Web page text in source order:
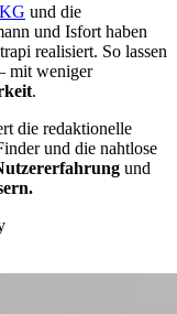
und die
und Isfort haben
realisiert. So lassen
mit weniger
.
die redaktionelle
und die nahtlose
und